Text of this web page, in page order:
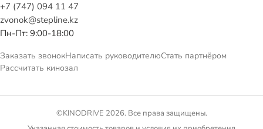
+7 (747) 094 11 47
zvonok@stepline.kz
Пн-Пт: 9:00-18:00
Заказать звонокНаписать руководителюСтать партнёром
Рассчитать кинозал
©KINODRIVE 2026. Все права защищены.